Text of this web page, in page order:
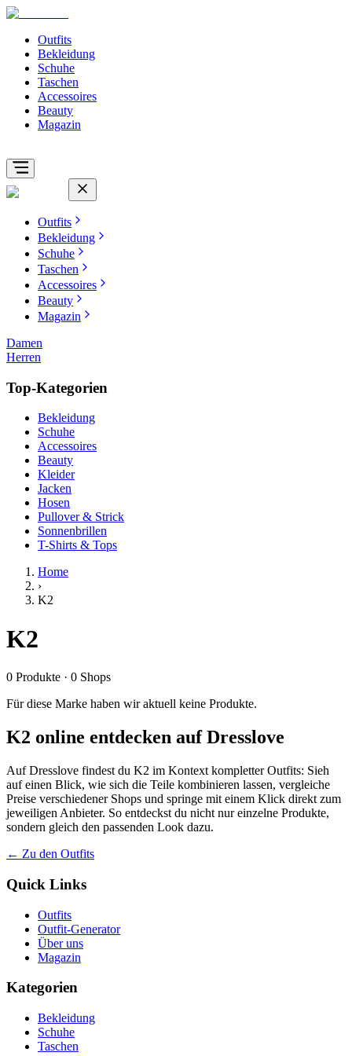
Outfits
Bekleidung
Schuhe
Taschen
Accessoires
Beauty
Magazin
Outfits
Bekleidung
Schuhe
Taschen
Accessoires
Beauty
Magazin
Damen
Herren
Top-Kategorien
Bekleidung
Schuhe
Accessoires
Beauty
Kleider
Jacken
Hosen
Pullover & Strick
Sonnenbrillen
T-Shirts & Tops
Home
›
K2
K2
0 Produkte · 0 Shops
Für diese Marke haben wir aktuell keine Produkte.
K2 online entdecken auf Dresslove
Auf Dresslove findest du K2 im Kontext kompletter Outfits: Sieh
auf einen Blick, wie sich die Teile kombinieren lassen, vergleiche
Preise verschiedener Shops und springe mit einem Klick direkt zum
jeweiligen Anbieter. So entdeckst du nicht nur einzelne Produkte,
sondern gleich den passenden Look dazu.
← Zu den Outfits
Quick Links
Outfits
Outfit-Generator
Über uns
Magazin
Kategorien
Bekleidung
Schuhe
Taschen